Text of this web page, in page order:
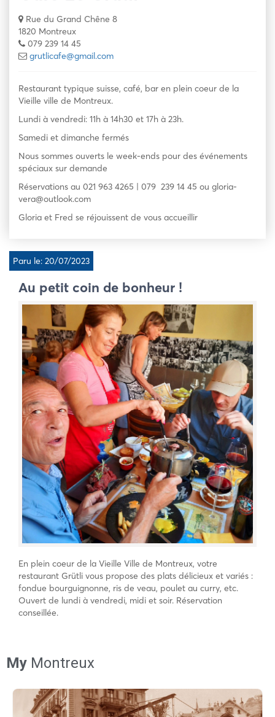
Rue du Grand Chêne 8
1820 Montreux
079 239 14 45
grutlicafe@gmail.com
Restaurant typique suisse, café, bar en plein coeur de la
Vieille ville de Montreux.
Lundi à vendredi: 11h à 14h30 et 17h à 23h.
Samedi et dimanche fermés
Nous sommes ouverts le week-ends pour des événements
spéciaux sur demande
Réservations au 021 963 4265 | 079 239 14 45 ou gloria-
vera@outlook.com
Gloria et Fred se réjouissent de vous accueillir
Paru le: 20/07/2023
Au petit coin de bonheur !
En plein coeur de la Vieille Ville de Montreux, votre
restaurant Grütli vous propose des plats délicieux et variés :
fondue bourguignonne, ris de veau, poulet au curry, etc.
Ouvert de lundi à vendredi, midi et soir. Réservation
conseillée.
My Montreux